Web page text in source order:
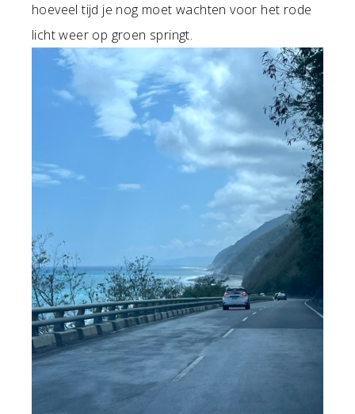
hoeveel tijd je nog moet wachten voor het rode
licht weer op groen springt.